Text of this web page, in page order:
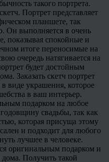
такого портрета.
Портрет представляет
планшете, так
Он выполняется в очень
показывая спокойные и
итоге переносимые на
очередь натягивается на
будет достойным
Заказать скетч портрет
виде украшения, которое
в ваш интерьер.
подарком на любое
свадьбы, так как
которая присуща этому
и подходит для любого
лучшее в человеке.
оригинальным подарком и
Получить такой